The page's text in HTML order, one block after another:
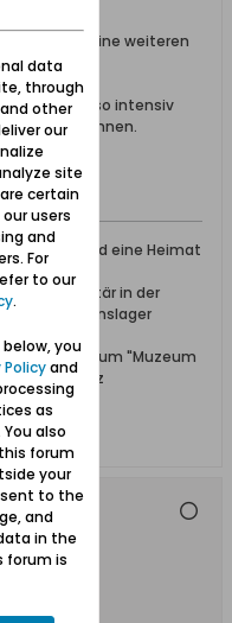
auch keine weiteren
noch nicht so intensiv
zu können.
sein und eine Heimat
und Volontär in der
po muzeum "Muzeum
obóz
data
through
other
our
site
certain
users
and
For
to our
.
below, you
Policyand
as
also
forum
your
to the
and
in the
forum is